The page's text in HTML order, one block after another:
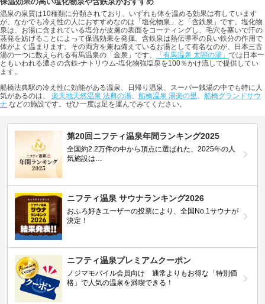
保温効果の高い塩化物泉や含鉄泉がおすすめ
温泉の泉質は10種類に分類されており、いずれも体を温める効果は有しています
が、なかでも冷え性の人におすすめなのは「塩化物泉」と「含鉄泉」です。塩化物
泉は、お湯に含まれている塩分が皮膚の表面をコーティングし、毛穴を塞いで汗の
蒸発を妨げることによって保温効果を発揮。含鉄泉は熱伝導率の良い鉄分の作用で
体がよく温まります。その両方を兼ね備えているお湯として有名なのが、日本三古
湯の一つに数えられる有馬温泉の「金泉」です。
ともいわれる濃さの含鉄-ナトリウム-塩化物強塩泉を100％かけ流しで提供してい
ます。
船橋法典駅の冷え性に効能がある温泉、日帰り温泉、スーパー銭湯の中でも特に人
気があるのは、楽天地天然温泉 法典の湯、 船橋温泉 湯楽の里、船橋グランドサウ
などの施設です。ぜひ一度は足を運んでみてください。